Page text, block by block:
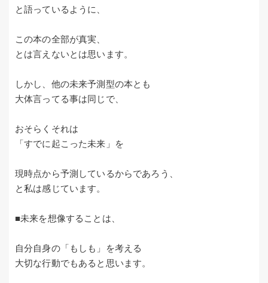
と語っているように、
この本の全部が真実、
とは言えないとは思います。
しかし、他の未来予測型の本とも
大体言ってる事は同じで、
おそらくそれは
「すでに起こった未来」を
現時点から予測しているからであろう、
と私は感じています。
■未来を想像することは、
自分自身の「もしも」を考える
大切な行動でもあると思います。